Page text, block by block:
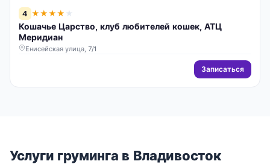
4 ★★★★ ★
Кошачье Царство, клуб любителей кошек, АТЦ
Меридиан
Енисейская улица, 7/1
Записаться
Услуги груминга в Владивосток